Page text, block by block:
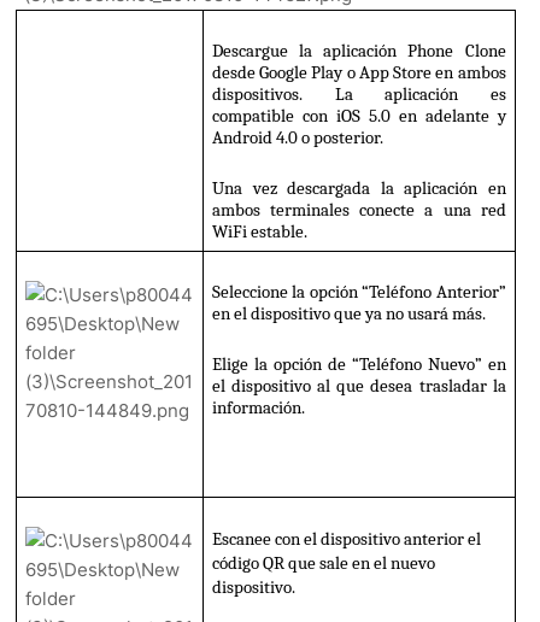
Descargue la aplicación Phone Clone
desde Google Play o App Store en ambos
dispositivos. La aplicación es
compatible con iOS 5.0 en adelante y
Android 4.0 o posterior.
Una vez descargada la aplicación en
ambos terminales conecte a una red
WiFi estable.
Seleccione la opción “Teléfono Anterior”
en el dispositivo que ya no usará más.
Elige la opción de “Teléfono Nuevo” en
el dispositivo al que desea trasladar la
información.
Escanee con el dispositivo anterior el
código QR que sale en el nuevo
dispositivo.